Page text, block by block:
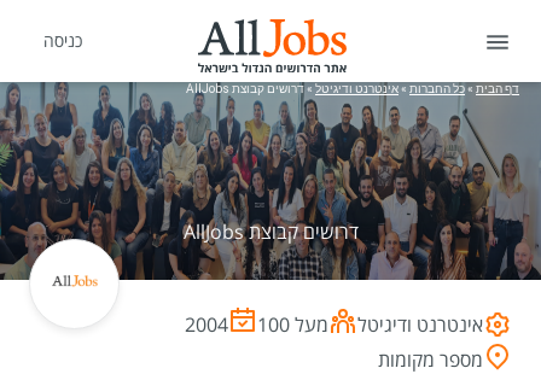
כניסה
דף הבית »כל החברות »אינטרנט ודיגיטל »דרושים קבוצת AllJobs
דרושים קבוצת AllJobs
אינטרנט ודיגיטל מעל 100
2004
מספר מקומות